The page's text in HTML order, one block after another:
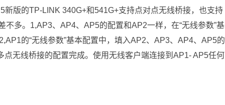
版的TP-LINK 340G+和541G+支持点对点无线桥接，也支持
多。1,AP3、AP4、AP5的配置和AP2一样，在“无线参数”基
的“无线参数”基本配置中，填入AP2、AP3、AP4、AP5的
无线桥接的配置完成。使用无线客户端连接到AP1- AP5任何